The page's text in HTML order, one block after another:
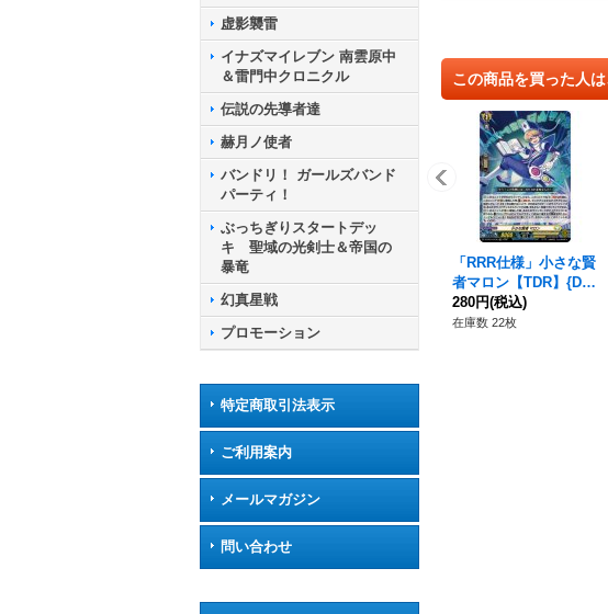
虚影襲雷
イナズマイレブン 南雲原中
＆雷門中クロニクル
伝説の先導者達
赫月ノ使者
バンドリ！ ガールズバンド
パーティ！
ぶっちぎりスタートデッ
キ 聖域の光剣士＆帝国の
暴竜
幻真星戦
プロモーション
特定商取引法表示
ご利用案内
メールマガジン
問い合わせ
この商品を買った人
「RRR仕様」小さな賢
者マロン【TDR】{DZ-
SS14/010R}《ケテル
サンクチュアリ》
280円(税込)
在庫数 22枚